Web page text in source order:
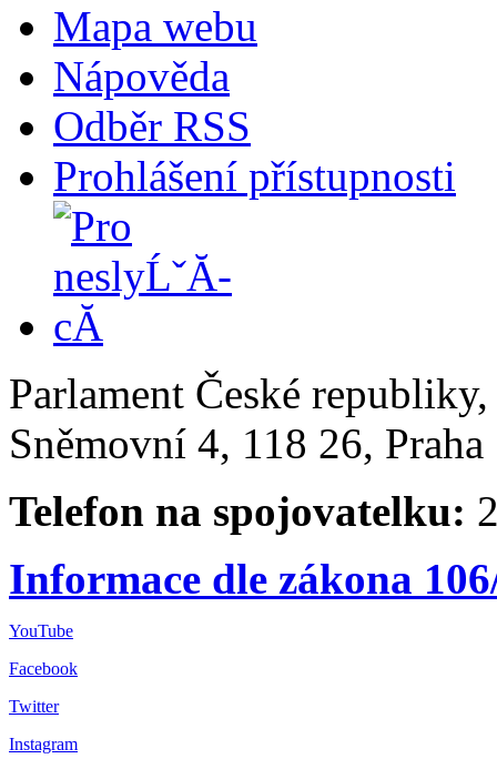
Mapa webu
Nápověda
Odběr RSS
Prohlášení přístupnosti
Parlament České
Sněmovní 4, 118 26,
Telefon na spojovatelku:
Informace dle zákona
YouTube
Facebook
Twitter
Instagram